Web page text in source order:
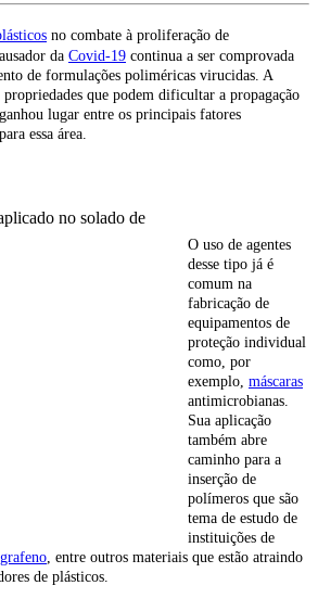
no combate à proliferação de
da Covid-19 continua a ser comprovada
de formulações poliméricas virucidas. A
propriedades que podem dificultar a propagação
lugar entre os principais fatores
essa área.
O uso de agentes
desse tipo já é
comum na
fabricação de
equipamentos de
proteção individual
como, por
exemplo, máscaras
antimicrobianas.
Sua aplicação
também abre
caminho para a
inserção de
polímeros que são
tema de estudo de
instituições de
grafeno, entre outros materiais que estão atraindo
de plásticos.